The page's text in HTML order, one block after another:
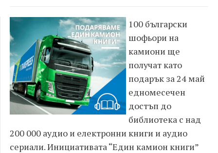
100 български
шофьори на
камиони ще
получат като
подарък за 24 май
едномесечен
достъп до
библиотека с над
200 000 аудио и електронни книги и аудио
сериали. Инициативата “Един камион книги”